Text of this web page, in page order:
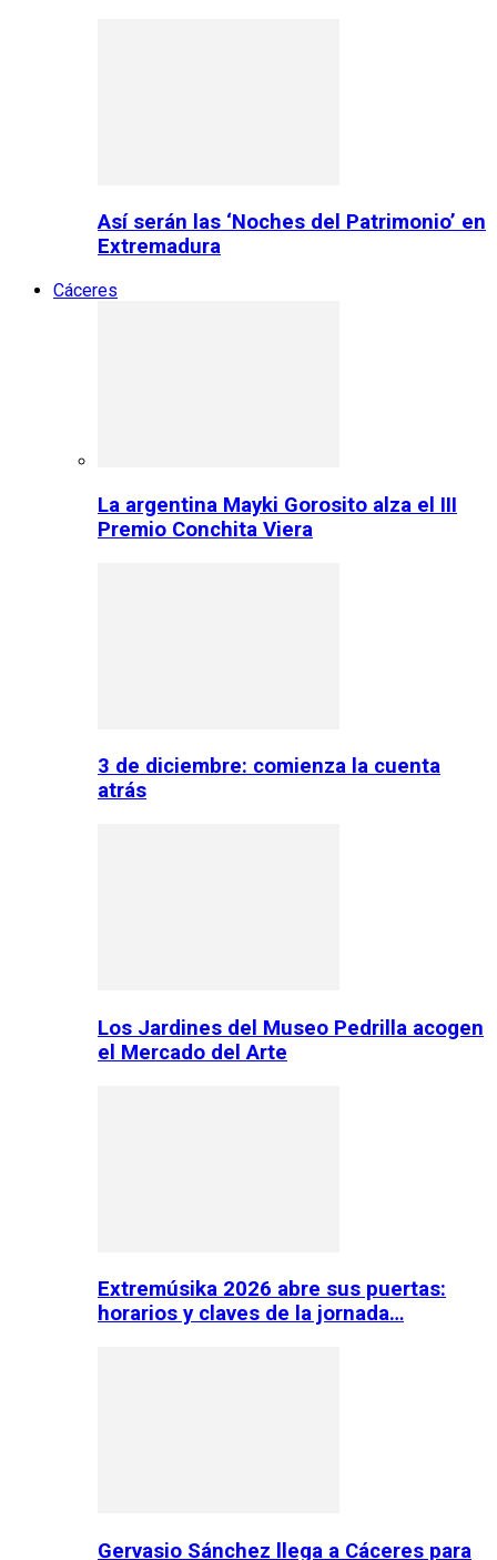
Así serán las ‘Noches del Patrimonio’ en
Extremadura
Cáceres
La argentina Mayki Gorosito alza el III
Premio Conchita Viera
3 de diciembre: comienza la cuenta
atrás
Los Jardines del Museo Pedrilla acogen
el Mercado del Arte
Extremúsika 2026 abre sus puertas:
horarios y claves de la jornada…
Gervasio Sánchez llega a Cáceres para